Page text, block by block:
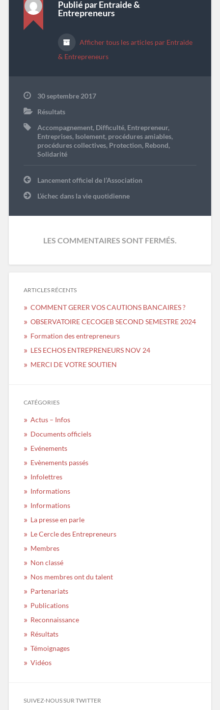
Publié parEntraide &
Entrepreneurs
Afficher tous les articles par Entraide
& Entrepreneurs
30 septembre 2017
Résultats
Accompagnement, Difficulté, Entrepreneur,
Entreprises, Isolement, procédures amiables,
procédures collectives, Protection, Rebond,
Solidarité
Navigation
l’article
Lancement officiel de l’Association
L’échec dans la vie quotidienne
LES COMMENTAIRES SONT FERMÉS.
ARTICLES RÉCENTS
COMMENT GERER VOS CAUTIONS BANCAIRES ?
OBSERVATOIRE CECOGEB SECOND SEMESTRE 2024
Formation des entrepreneurs
LES ECHOS ENTREPRENEURS NOV 24
MERCI DE VOTRE SOUTIEN
CATÉGORIES
Actus – Infos
Documents officiels
Evénements
Evènements passés
Infolettres
Informations
Informations
La presse en parle
Le Cercle des Entrepreneurs
Membres
Non classé
Nos membres ont du talent
Partenariats
Publications
Reconnaissance
Résultats
Témoignages
Vidéos
SUIVEZ-NOUS SUR TWITTER